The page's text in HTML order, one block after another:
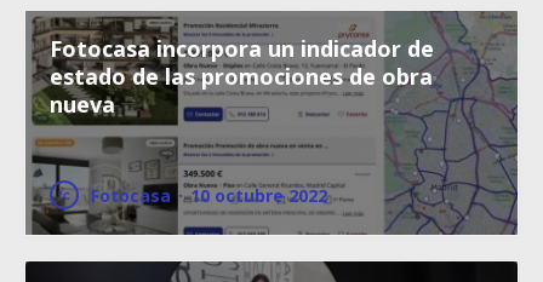
Fotocasa incorpora un indicador de
estado de las promociones de obra
nueva
Fotocasa · 10 octubre 2022